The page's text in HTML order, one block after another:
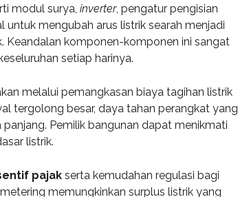
modul surya, inverter, pengatur pengisian
untuk mengubah arus listrik searah menjadi
Keandalan komponen-komponen ini sangat
setiap harinya.
melalui pemangkasan biaya tagihan listrik
tergolong besar, daya tahan perangkat yang
Pemilik bangunan dapat menikmati
listrik.
pajak serta kemudahan regulasi bagi
memungkinkan surplus listrik yang
«Consulting WordPress
Theme is the way to go for
transparent and perfection